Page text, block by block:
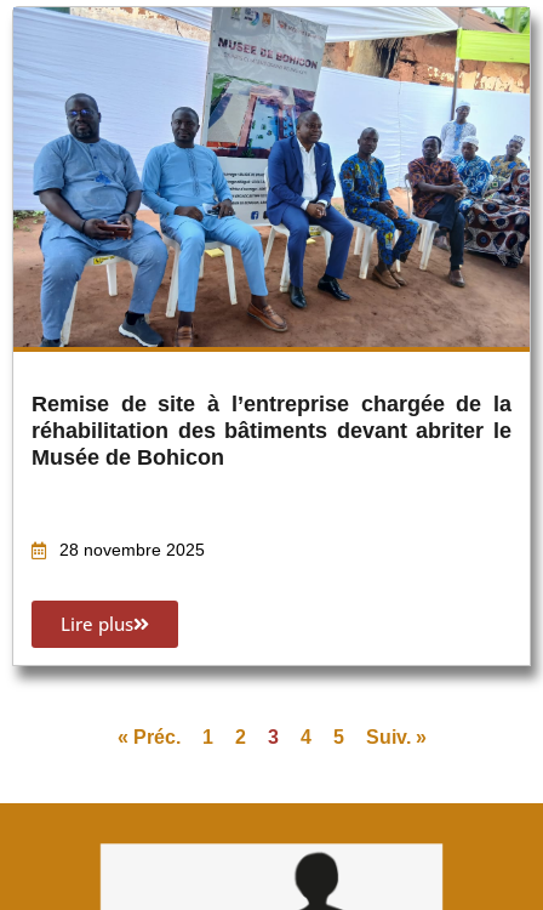
Remise de site à l’entreprise chargée de la
réhabilitation des bâtiments devant abriter le
Musée de Bohicon
28 novembre 2025
Lire plus
« Préc. 1 2 3 4 5 Suiv. »